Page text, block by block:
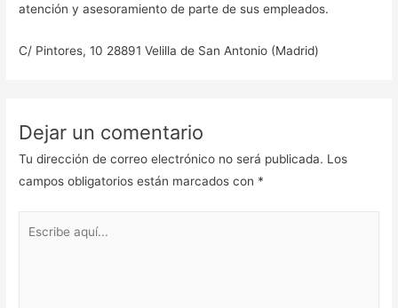
atención y asesoramiento de parte de sus empleados.
C/ Pintores, 10 28891 Velilla de San Antonio (Madrid)
Dejar un comentario
Tu dirección de correo electrónico no será publicada. Los
campos obligatorios están marcados con *